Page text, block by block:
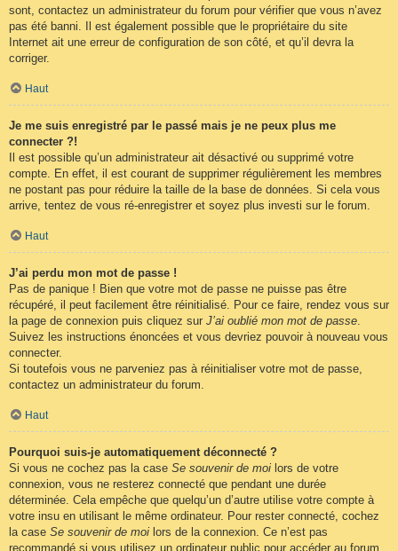
sont, contactez un administrateur du forum pour vérifier que vous n’avez
pas été banni. Il est également possible que le propriétaire du site
Internet ait une erreur de configuration de son côté, et qu’il devra la
corriger.
Haut
Je me suis enregistré par le passé mais je ne peux plus me
connecter ?!
Il est possible qu’un administrateur ait désactivé ou supprimé votre
compte. En effet, il est courant de supprimer régulièrement les membres
ne postant pas pour réduire la taille de la base de données. Si cela vous
arrive, tentez de vous ré-enregistrer et soyez plus investi sur le forum.
Haut
J’ai perdu mon mot de passe !
Pas de panique ! Bien que votre mot de passe ne puisse pas être
récupéré, il peut facilement être réinitialisé. Pour ce faire, rendez vous sur
la page de connexion puis cliquez sur J’ai oublié mon mot de passe.
Suivez les instructions énoncées et vous devriez pouvoir à nouveau vous
connecter.
Si toutefois vous ne parveniez pas à réinitialiser votre mot de passe,
contactez un administrateur du forum.
Haut
Pourquoi suis-je automatiquement déconnecté ?
Si vous ne cochez pas la case Se souvenir de moi lors de votre
connexion, vous ne resterez connecté que pendant une durée
déterminée. Cela empêche que quelqu’un d’autre utilise votre compte à
votre insu en utilisant le même ordinateur. Pour rester connecté, cochez
la case Se souvenir de moi lors de la connexion. Ce n’est pas
recommandé si vous utilisez un ordinateur public pour accéder au forum